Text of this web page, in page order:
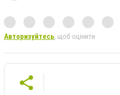
Авторизуйтесь, щоб оцінити